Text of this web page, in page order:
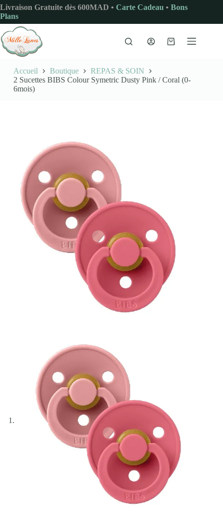
Passer
au
contenu
Livraison Gratuite dès 600MAD • Carte Cadeau • Bons
Plans
Panier
Accueil Boutique
REPAS & SOIN
2 Sucettes BIBS Colour Symetric Dusty Pink / Coral (0-
6mois)